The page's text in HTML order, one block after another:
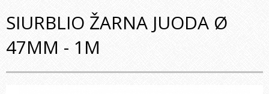
SIURBLIO ŽARNA JUODA Ø
47MM - 1M